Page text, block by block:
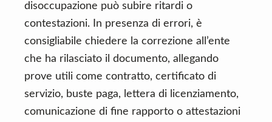
disoccupazione può subire ritardi o
contestazioni. In presenza di errori, è
consigliabile chiedere la correzione all’ente
che ha rilasciato il documento, allegando
prove utili come contratto, certificato di
servizio, buste paga, lettera di licenziamento,
comunicazione di fine rapporto o attestazioni